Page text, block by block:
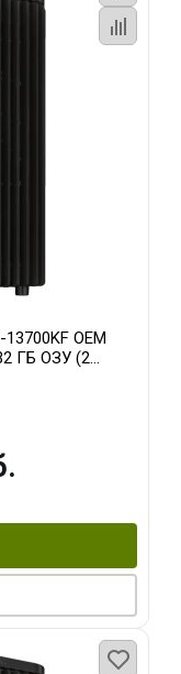
OEM
ГБ ОЗУ (2
384-Bit 3xDP